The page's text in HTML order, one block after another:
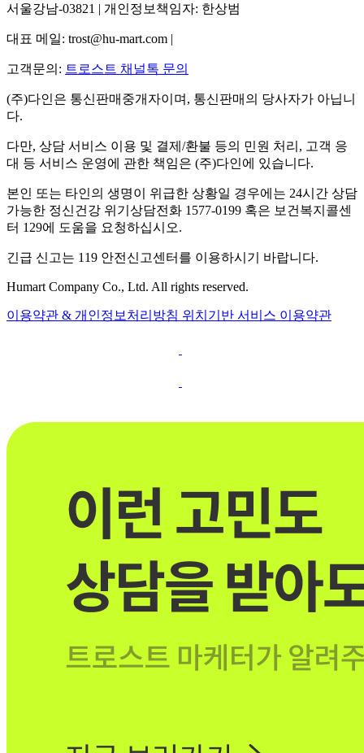
서울강남-03821 | 개인정보책임자: 한상범
대표 메일: trost@hu-mart.com |
고객문의: 트로스트 채널톡 문의
(주)다인은 통신판매중개자이며, 통신판매의 당사자가 아닙니
다.
다만, 상담 서비스 이용 및 결제/환불 등의 민원 처리, 고객 응
대 등 서비스 운영에 관한 책임은 (주)다인에 있습니다.
본인 또는 타인의 생명이 위급한 상황일 경우에는 24시간 상담
가능한 정신건강 위기상담전화 1577-0199 혹은 보건복지콜센
터 129에 도움을 요청하십시오.
긴급 신고는 119 안전신고센터를 이용하시기 바랍니다.
Humart Company Co., Ltd. All rights reserved.
이용약관 & 개인정보처리방침 위치기반 서비스 이용약관